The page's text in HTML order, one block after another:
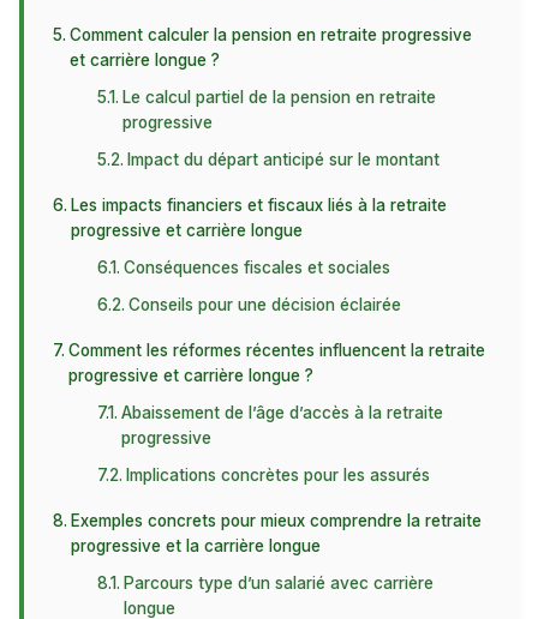
Comment calculer la pension en retraite progressive
et carrière longue ?
Le calcul partiel de la pension en retraite
progressive
Impact du départ anticipé sur le montant
Les impacts financiers et fiscaux liés à la retraite
progressive et carrière longue
Conséquences fiscales et sociales
Conseils pour une décision éclairée
Comment les réformes récentes influencent la retraite
progressive et carrière longue ?
Abaissement de l’âge d’accès à la retraite
progressive
Implications concrètes pour les assurés
Exemples concrets pour mieux comprendre la retraite
progressive et la carrière longue
Parcours type d’un salarié avec carrière
longue